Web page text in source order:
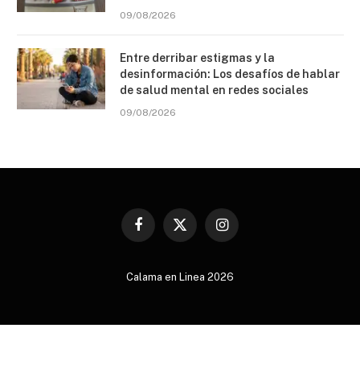
09/08/2026
Entre derribar estigmas y la
desinformación: Los desafíos de hablar
de salud mental en redes sociales
09/08/2026
Facebook
X
Instagram
Calama en Linea 2026